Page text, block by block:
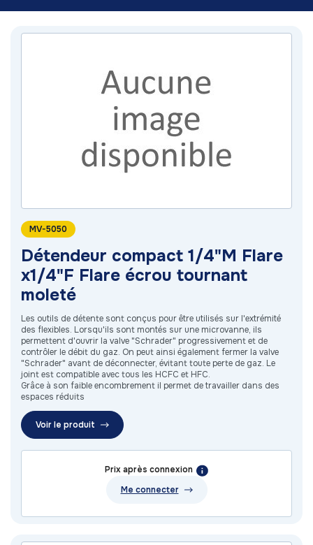
MV-5050
Détendeur compact 1/4"M Flare
x1/4"F Flare écrou tournant
moleté
Les outils de détente sont conçus pour être utilisés sur l'extrémité
des flexibles. Lorsqu'ils sont montés sur une microvanne, ils
permettent d'ouvrir la valve "Schrader" progressivement et de
contrôler le débit du gaz. On peut ainsi également fermer la valve
"Schrader" avant de déconnecter, évitant toute perte de gaz. Le
joint est compatible avec tous les HCFC et HFC.
Grâce à son faible encombrement il permet de travailler dans des
espaces réduits
Voir le produit
Prix après connexion
Me connecter